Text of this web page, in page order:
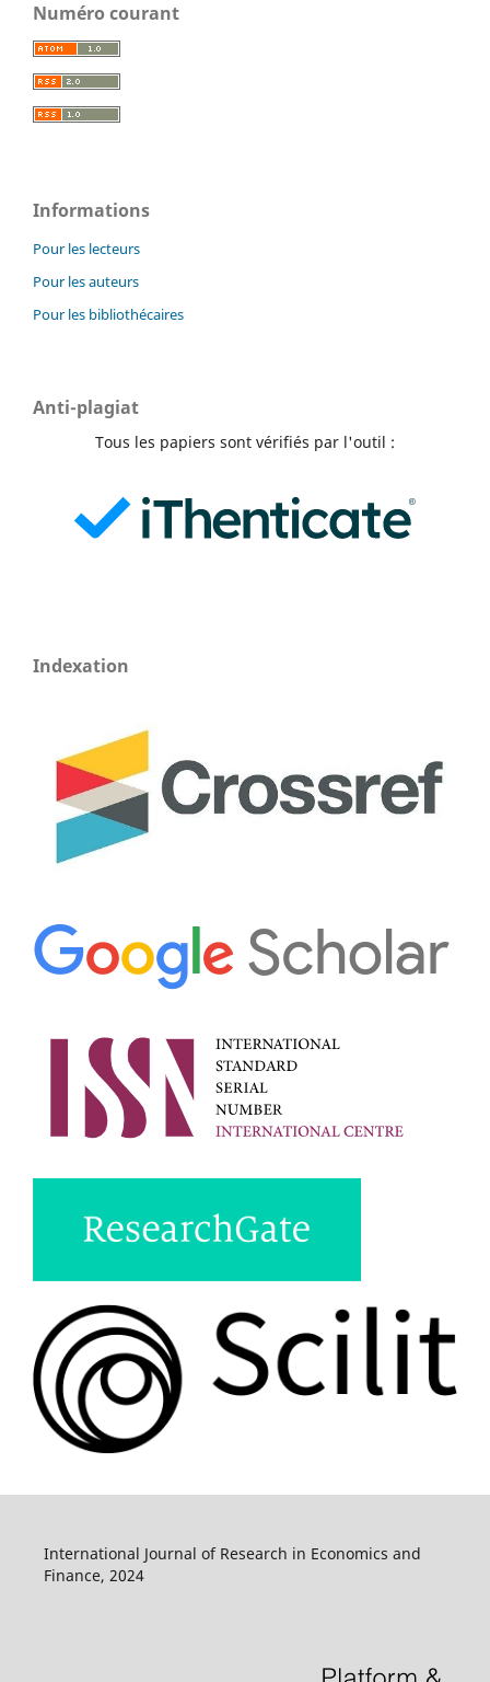
Numéro courant
Informations
Pour les lecteurs
Pour les auteurs
Pour les bibliothécaires
Anti-plagiat
Tous les papiers sont vérifiés par l'outil :
Indexation
International Journal of Research in Economics and
Finance, 2024